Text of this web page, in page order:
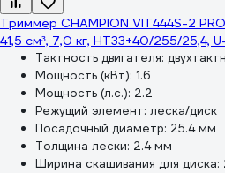
Триммер CHAMPION VIT444S-2
41,5 см³, 7,0 кг, HT33+40/255/25,4,
Тактность двигателя:
Мощность (кВт): 1.6
Мощность (л.с.): 2.2
Режущий элемент: леска/диск
Посадочный диаметр: 25.4 мм
Толщина лески: 2.4 мм
Ширина скашивания для диска: